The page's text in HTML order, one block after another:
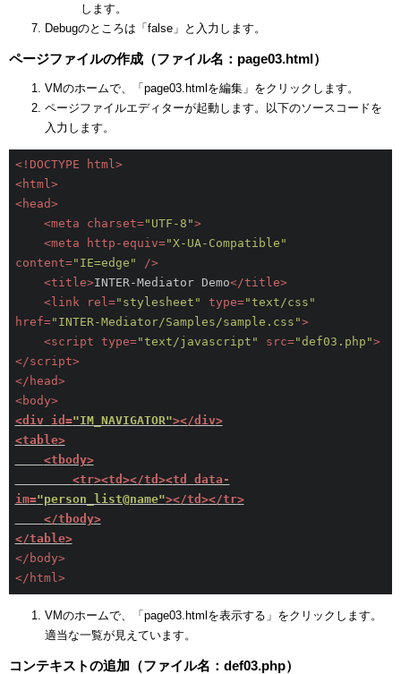
します。
Debugのところは「false」と入力します。
ページファイルの作成（ファイル名：page03.html）
VMのホームで、「page03.htmlを編集」をクリックします。
ページファイルエディターが起動します。以下のソースコードを
入力します。
<!DOCTYPE html>
<html>
<head>
<meta charset="UTF-8">
<meta http-equiv="X-UA-Compatible"
content="IE=edge" />
<title>INTER-Mediator Demo</title>
<link rel="stylesheet" type="text/css"
href="INTER-Mediator/Samples/sample.css">
<script type="text/javascript" src="def03.php">
</script>
</ head>
<body>
<div id ="IM_NAVIGATOR"></div>
<table>
<tbody>
<tr><td ></td ><td
data-
im="person_list@name"></td ></tr>
</tbody>
</table>
</ body>
</ html>
VMのホームで、「page03.htmlを表示する」をクリックします。
適当な一覧が見えています。
コンテキストの追加（ファイル名：def03.php）